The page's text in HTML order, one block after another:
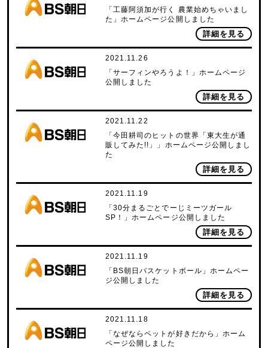
「工藤阿須加が行く 農業始めちゃいまし
た」ホームページ公開しました
詳細を見る
2021.11.26
「サーフィンやろうよ！」ホームページ
公開しました
詳細を見る
2021.11.22
「今田耕司のヒットの世界「東大生が通
販してみた!!」」ホームページ公開しまし
た
詳細を見る
2021.11.19
「30分まるごとでーじミーツガール
SP！」ホームページ公開しました
詳細を見る
2021.11.19
「BS朝日バスケットボール」ホームペー
ジ公開しました
詳細を見る
2021.11.18
「なぜならペットが好きだから」ホーム
ページ公開しました